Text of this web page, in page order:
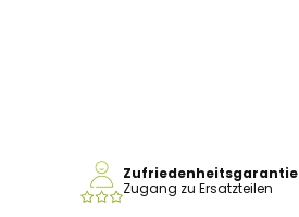
Zufriedenheitsgarantie
Zugang zu Ersatzteilen